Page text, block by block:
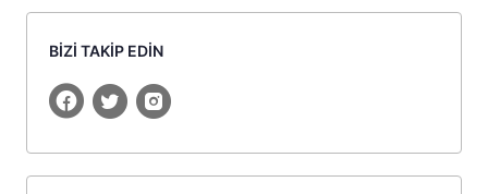
BİZİ TAKİP EDİN